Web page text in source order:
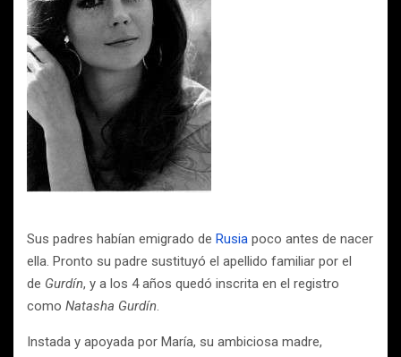
Sus padres habían emigrado de Rusia poco antes de nacer
ella. Pronto su padre sustituyó el apellido familiar por el
de Gurdín, y a los 4 años quedó inscrita en el registro
como Natasha Gurdín.
Instada y apoyada por María, su ambiciosa madre,